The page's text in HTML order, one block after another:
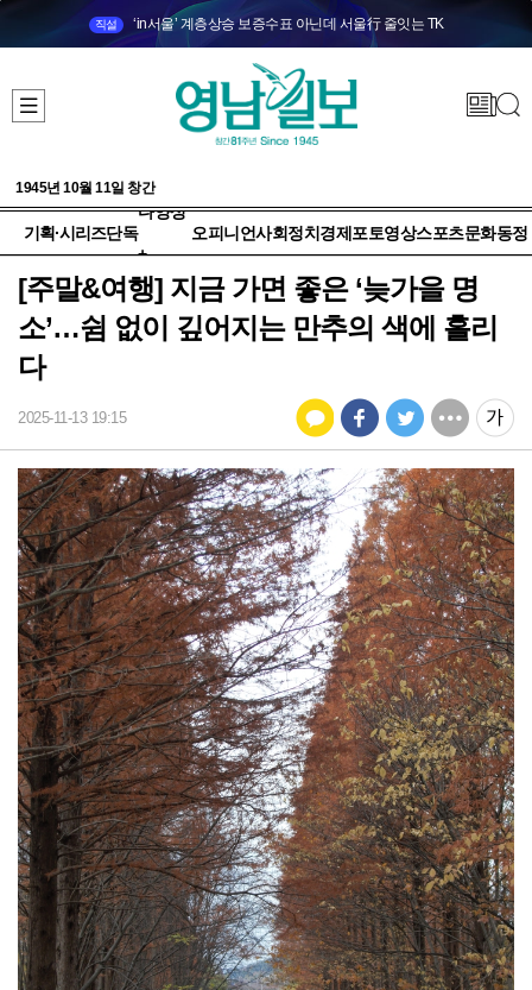
직설 ‘in서울’ 계층상승 보증수표 아닌데 서울行 줄잇는 TK
1945년 10월 11일 창간
기획·시리즈단독
다양성
+
오피니언사회정치 경제 포토영상스포츠문화동정
[주말&여행] 지금 가면 좋은 ‘늦가을 명
소’…쉼 없이 깊어지는 만추의 색에 홀리
다
2025-11-13 19:15